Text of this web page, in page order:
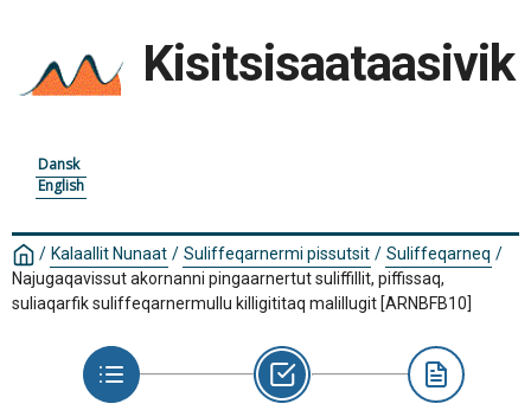
Kisitsisaataasivik
Dansk
English
/ Kalaallit Nunaat / Suliffeqarnermi pissutsit / Suliffeqarneq /
Najugaqavissut akornanni pingaarnertut suliffillit, piffissaq,
suliaqarfik suliffeqarnermullu killigititaq malillugit [ARNBFB10]